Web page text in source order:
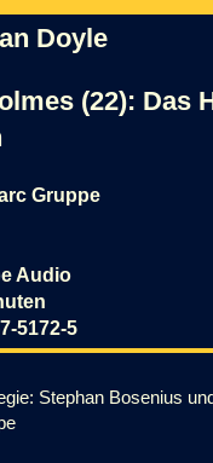
Doyle
(22): Das
Gruppe
Audio
5172-5
Stephan Bosenius